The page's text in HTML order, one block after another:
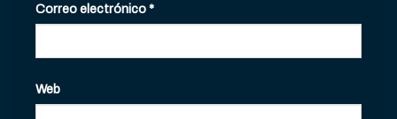
Correo electrónico*
Web